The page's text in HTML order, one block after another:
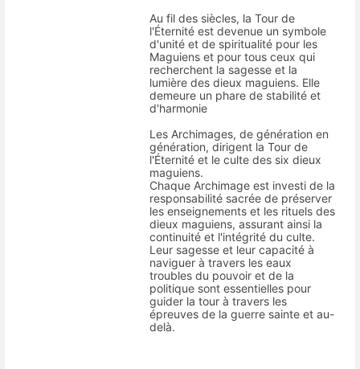
Au fil des siècles, la Tour de
l'Éternité est devenue un symbole
d'unité et de spiritualité pour les
Maguiens et pour tous ceux qui
recherchent la sagesse et la
lumière des dieux maguiens. Elle
demeure un phare de stabilité et
d'harmonie
Les Archimages, de génération en
génération, dirigent la Tour de
l'Éternité et le culte des six dieux
maguiens.
Chaque Archimage est investi de la
responsabilité sacrée de préserver
les enseignements et les rituels des
dieux maguiens, assurant ainsi la
continuité et l'intégrité du culte.
Leur sagesse et leur capacité à
naviguer à travers les eaux
troubles du pouvoir et de la
politique sont essentielles pour
guider la tour à travers les
épreuves de la guerre sainte et au-
delà.